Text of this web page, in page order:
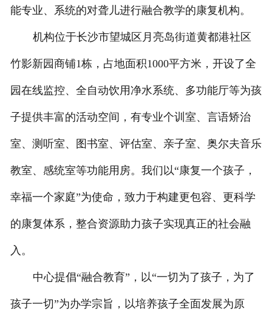
能专业、系统的对聋儿进行融合教学的康复机构。
机构位于长沙市望城区月亮岛街道黄都港社区
竹影新园商铺1栋，占地面积1000平方米，开设了全
园在线监控、全自动饮用净水系统、多功能厅等为孩
子提供丰富的活动空间，有专业个训室、言语矫治
室、测听室、图书室、评估室、亲子室、奥尔夫音乐
教室、感统室等功能用房。我们以“康复一个孩子，
幸福一个家庭”为使命，致力于构建更包容、更科学
的康复体系，整合资源助力孩子实现真正的社会融
入。
中心提倡“融合教育”，以“一切为了孩子，为了
孩子一切”为办学宗旨，以培养孩子全面发展为原